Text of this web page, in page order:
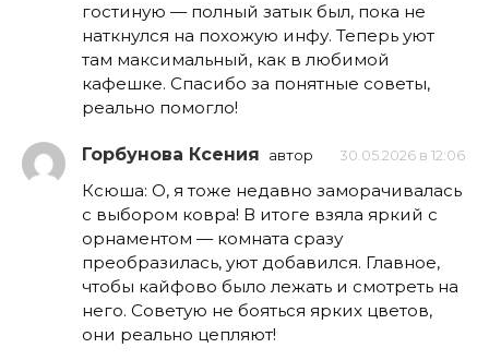
гостиную — полный затык был, пока не
наткнулся на похожую инфу. Теперь уют
там максимальный, как в любимой
кафешке. Спасибо за понятные советы,
реально помогло!
Горбунова Ксения автор 30.05.2026 в 12:06
Ксюша: О, я тоже недавно заморачивалась
с выбором ковра! В итоге взяла яркий с
орнаментом — комната сразу
преобразилась, уют добавился. Главное,
чтобы кайфово было лежать и смотреть на
него. Советую не бояться ярких цветов,
они реально цепляют!